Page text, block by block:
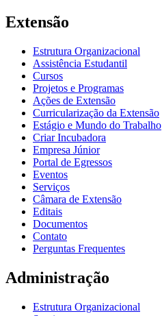
Extensão
Estrutura Organizacional
Assistência Estudantil
Cursos
Projetos e Programas
Ações de Extensão
Curricularização da Extensão
Estágio e Mundo do Trabalho
Criar Incubadora
Empresa Júnior
Portal de Egressos
Eventos
Serviços
Câmara de Extensão
Editais
Documentos
Contato
Perguntas Frequentes
Administração
Estrutura Organizacional